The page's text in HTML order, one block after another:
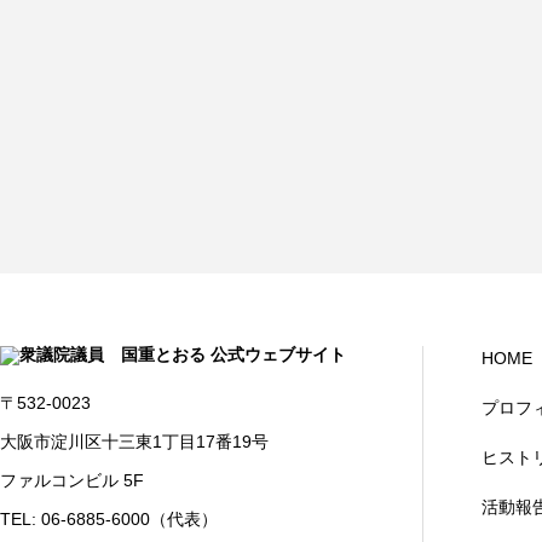
〒532-0023
大阪市淀川区十三東1丁目17番19号
ファルコンビル 5F
TEL: 06-6885-6000（代表）
HOME
プロフ
ヒスト
活動報